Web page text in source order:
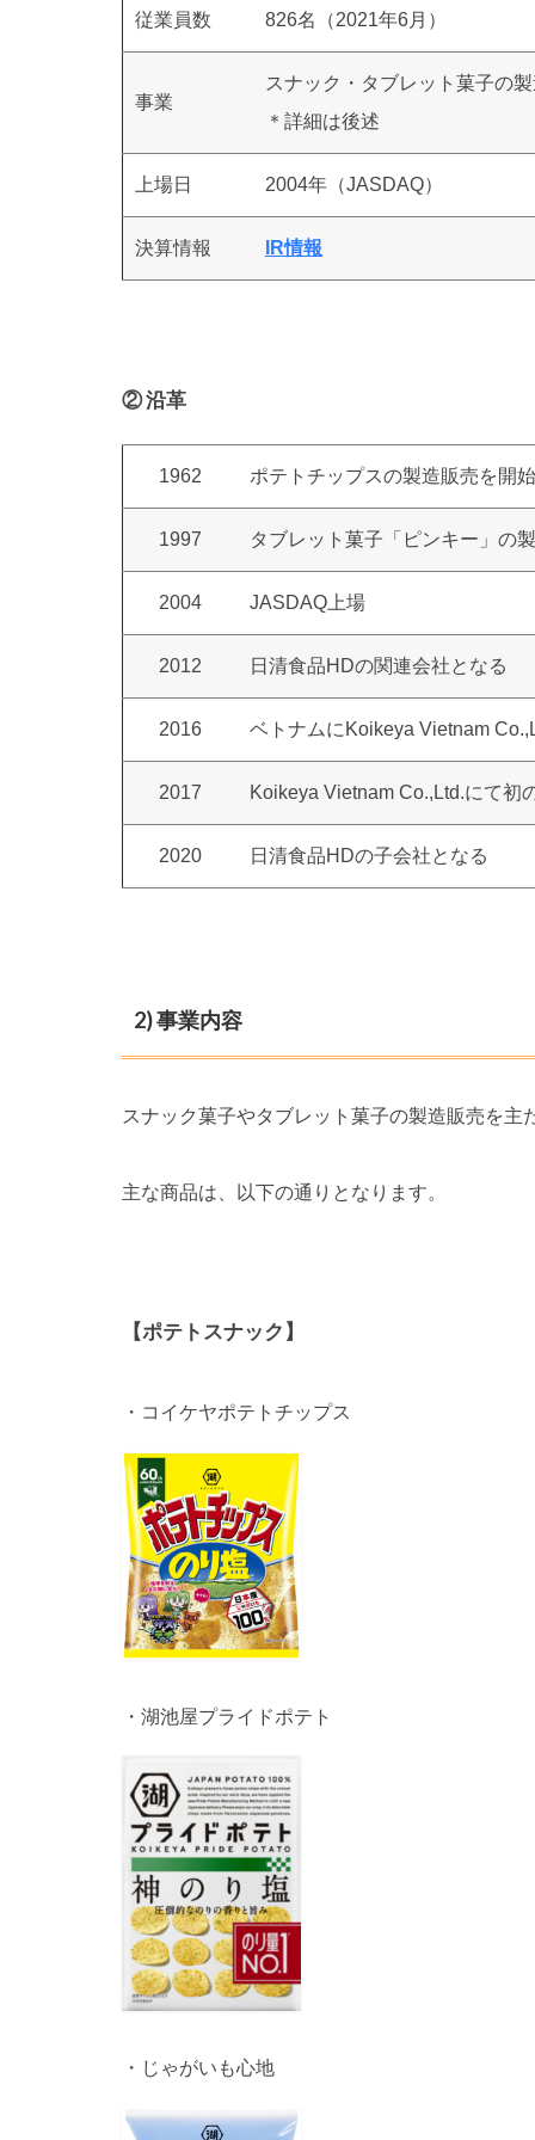
従業員数 826名（2021年6月）
事業
スナック・タブレット菓子の
＊詳細は後述
上場日 2004年（JASDAQ）
決算情報 IR情報
② 沿革
1962 ポテトチップスの製造販売を開始
1997 タブレット菓子「ピンキー」の
2004 JASDAQ上場
2012 日清食品HDの関連会社となる
2016 ベトナムにKoikeya Vietnam
2017 Koikeya Vietnam Co.,Ltd.にて初
2020 日清食品HDの子会社となる
2) 事業内容
スナック菓子やタブレット菓子の製造販売を主
主な商品は、以下の通りとなります。
【ポテトスナック】
・コイケヤポテトチップス
・湖池屋プライドポテト
・じゃがいも心地